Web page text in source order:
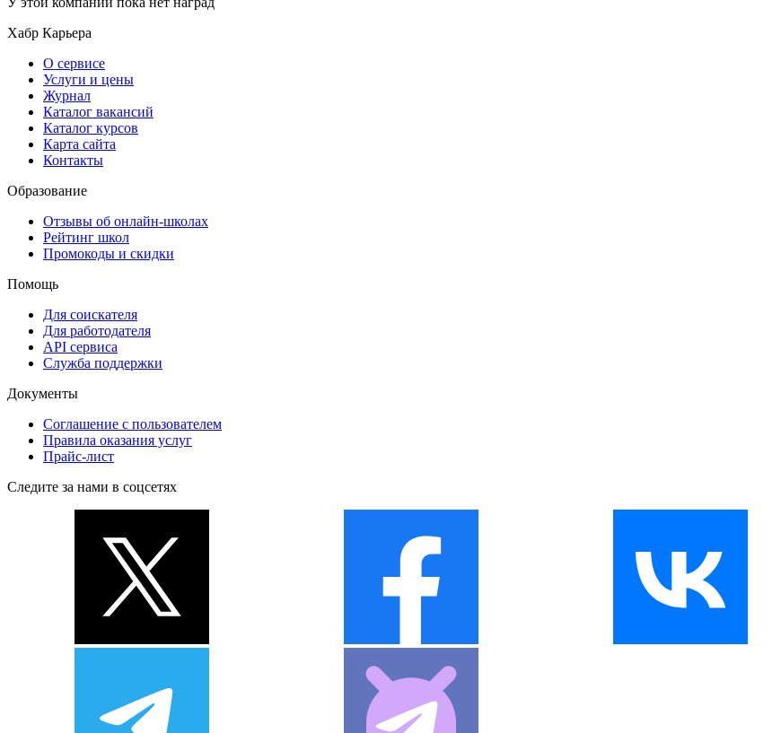
Хабр Карьера
О сервисе
Услуги и цены
Журнал
Каталог вакансий
Каталог курсов
Карта сайта
Контакты
Образование
Отзывы об онлайн-школах
Рейтинг школ
Промокоды и скидки
Помощь
Для соискателя
Для работодателя
API сервиса
Служба поддержки
Документы
Соглашение с пользователем
Правила оказания услуг
Прайс-лист
Следите за нами в соцсетях